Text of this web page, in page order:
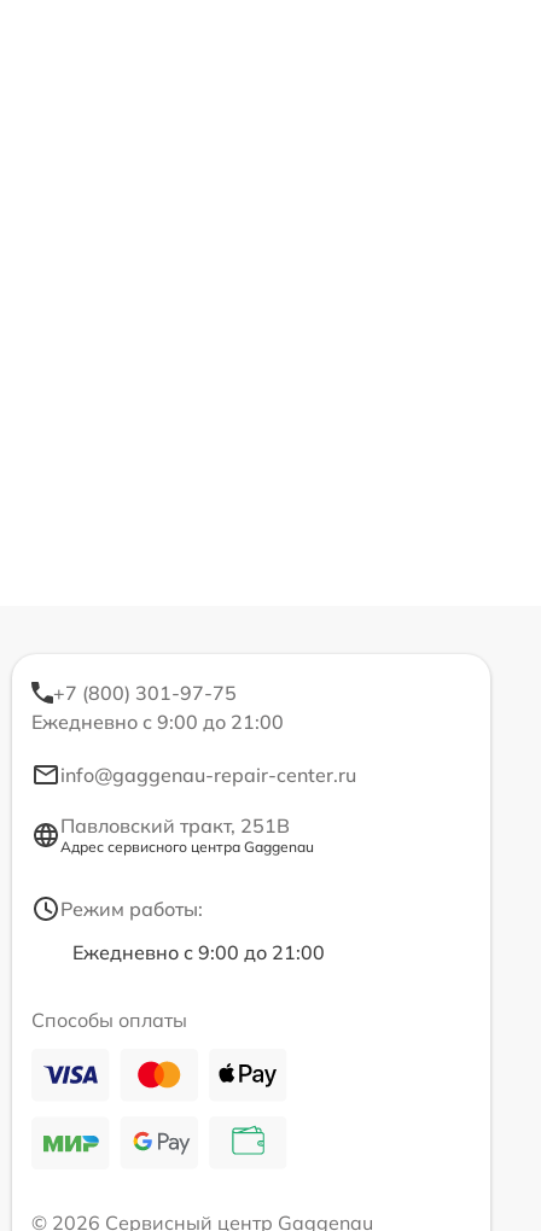
+7 (800) 301-97-75
Ежедневно с 9:00 до 21:00
info@gaggenau-repair-center.ru
Павловский тракт, 251В
Адрес сервисного центра Gaggenau
Режим работы:
Ежедневно с 9:00 до 21:00
Способы оплаты
© 2026 Сервисный центр Gaggenau